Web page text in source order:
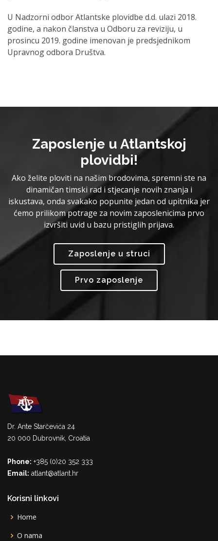
U Nadzorni odbor Atlantske plovidbe d.d. ulazi 2018.
godine, a nakon članstva u Odboru za reviziju, u
prosincu 2019. godine imenovan je predsjednikom
Upravnog odbora Društva.
Zaposlenje u Atlantskoj
plovidbi!
Ako želite ploviti na našim brodovima, spremni ste na
dinamičan timski rad i stjecanje novih znanja i
iskustava, onda svakako popunite jedan od upitnika jer
ćemo prilikom potrage za novim zaposlenicima prvo
izvršiti uvid u bazu pristiglih prijava.
Zaposlenje u struci
Prvo zaposlenje
Dr. Ante Starčevića 24
20 000 Dubrovnik, Croatia
Phone: +385 (0)20 352 333
Email: atlant@atlant.hr
Korisni linkovi
Home
O nama